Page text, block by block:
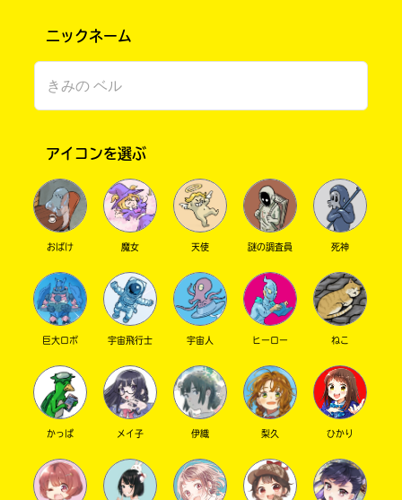
このマチのことを
もっと知りたい
ニックネーム
アイコンを選ぶ
おばけ 魔女 天使 謎の調査員 死神
巨大ロボ 宇宙飛行士 宇宙人 ヒーロー ねこ
かっぱ メイ子 伊織 梨久 ひかり